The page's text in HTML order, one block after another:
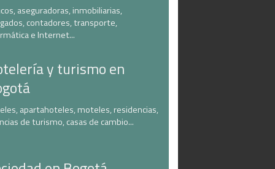
aseguradoras, inmobiliarias,
contadores, transporte,
e Internet...
y turismo en
apartahoteles, moteles, residencias,
de turismo, casas de cambio...